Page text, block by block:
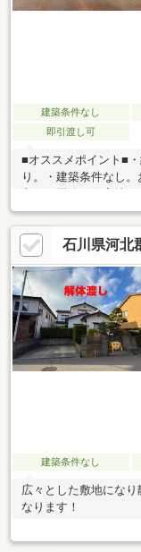
建築条件なし
即引渡し可
■オススメポイント■
り。・建築条件なし
しの方にもオススメ
グストア徒歩分圏内♪
もオススメ☆・北陸鉄
ス停も近く病院や役
らお引渡しまで経験
ます。ぜひ一度お問合
石川県河北
建築条件なし
広々とした敷地にな
なります！